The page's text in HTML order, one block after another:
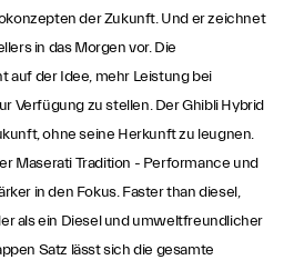
der Zukunft. Und er zeichnet
in das Morgen vor. Die
auf der Idee, mehr Leistung bei
Verfügung zu stellen. Der Ghibli Hybrid
ohne seine Herkunft zu leugnen.
Maserati Tradition - Performance und
in den Fokus. Faster than diesel,
als ein Diesel und umweltfreundlicher
Satz lässt sich die gesamte